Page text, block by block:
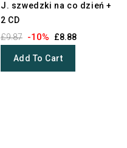
J. szwedzki na co dzień +
2 CD
£9.87 -10% £8.88
Add To Cart